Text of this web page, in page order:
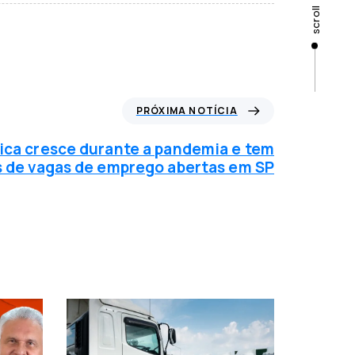
scroll
PRÓXIMA NOTÍCIA
cresce durante a pandemia e tem
vagas de emprego abertas em SP